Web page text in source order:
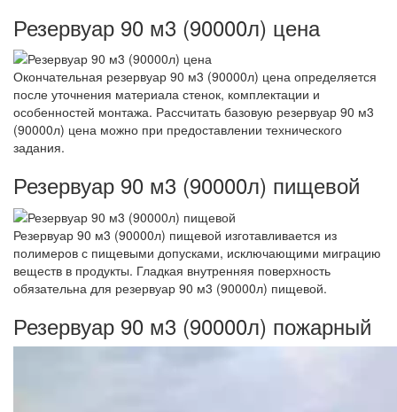
Резервуар 90 м3 (90000л) цена
Окончательная резервуар 90 м3 (90000л) цена определяется
после уточнения материала стенок, комплектации и
особенностей монтажа. Рассчитать базовую резервуар 90 м3
(90000л) цена можно при предоставлении технического
задания.
Резервуар 90 м3 (90000л) пищевой
Резервуар 90 м3 (90000л) пищевой изготавливается из
полимеров с пищевыми допусками, исключающими миграцию
веществ в продукты. Гладкая внутренняя поверхность
обязательна для резервуар 90 м3 (90000л) пищевой.
Резервуар 90 м3 (90000л) пожарный